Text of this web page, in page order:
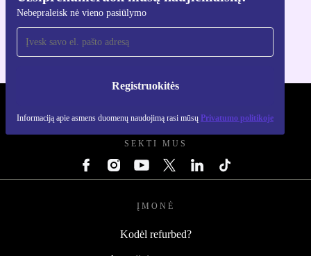
Nebepraleisk nė vieno pasiūlymo
Registruokitės
Informaciją apie asmens duomenų naudojimą rasi mūsų Privatumo politikoje
Skirta iOS ir Android
SEKTI MUS
ĮMONĖ
Kodėl refurbed?